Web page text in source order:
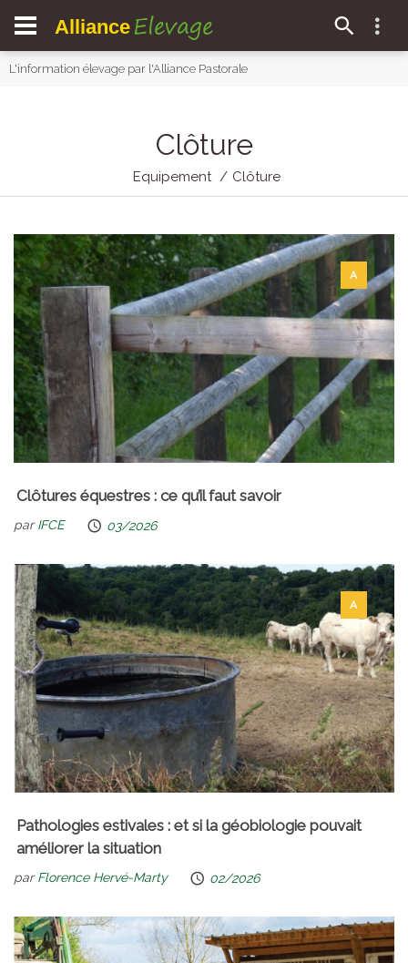
Alliance Elevage
L'information élevage par l'Alliance Pastorale
Clôture
Equipement Clôture
A
Clôtures équestres : ce qu’il faut savoir
parIFCE 03/2026
A
Pathologies estivales : et si la géobiologie pouvait
améliorer la situation
parFlorence Hervé-Marty 02/2026